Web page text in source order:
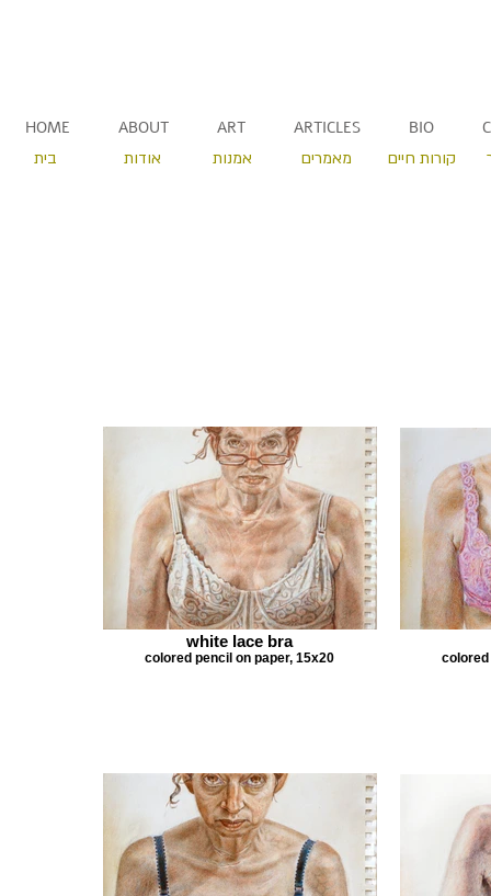
HOME ABOUT ART ARTICLES BIO
בית
אודות אמנות מאמרים קורות חיים
white lace bra
colored pencil on paper, 15x20 colored